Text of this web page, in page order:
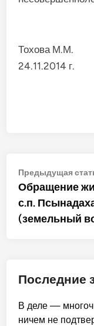
Тохова М.М.
24.11.2014 г.
Навигация
по
записям
Предыдущая
Обращение
с.п.
(земельный
Последние
В деле —
ничем не